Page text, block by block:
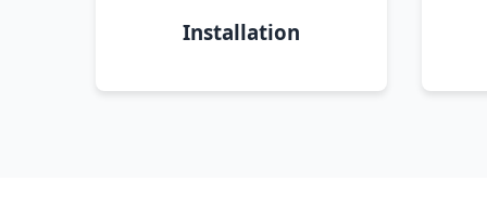
Installation